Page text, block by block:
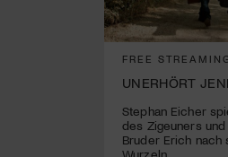
FREE
UNERHÖRT
Stephan Eicher
des Zigeuners
Bruder Erich nach